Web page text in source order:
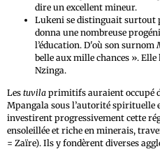
dire un excellent mineur.
Lukeni se distinguait surtout
donna une nombreuse
l’éducation. D'où son surnom
belle aux mille chances ».
Nzinga.
Les tuvila primitifs auraient occupé
Mpangala sous l’autorité spirituelle
investirent progressivement cette
ensoleillée et riche en minerais,
= Zaïre). Ils y fondèrent diverses